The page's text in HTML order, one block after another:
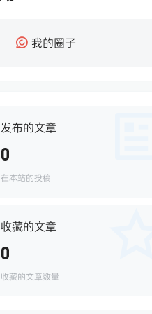
我的圈子
发布的文章
0
在本站的投稿
收藏的文章
0
收藏的文章数量